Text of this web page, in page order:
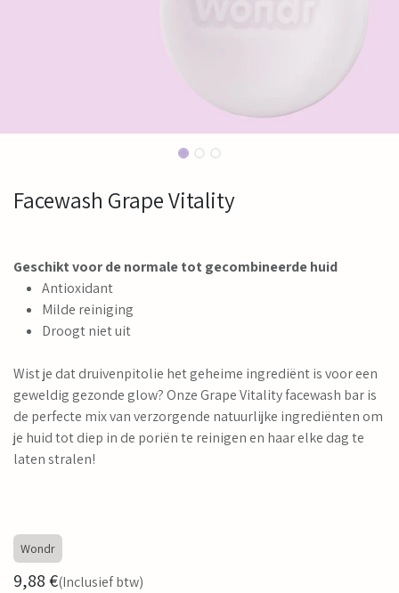
Facewash Grape Vitality
Geschikt voor de normale tot gecombineerde huid
Antioxidant
Milde reiniging
Droogt niet uit
Wist je dat druivenpitolie het geheime ingrediënt is voor een
geweldig gezonde glow? Onze Grape Vitality facewash bar is
de perfecte mix van verzorgende natuurlijke ingrediënten om
je huid tot diep in de poriën te reinigen en haar elke dag te
laten stralen!
Wondr
9,88€(Inclusief btw)